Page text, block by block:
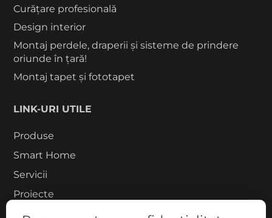
Curățare profesională
Design interior
Montaj perdele, draperii și sisteme de prindere
oriunde în țară!
Montaj tapet și fototapet
LINK-URI UTILE
Produse
Smart Home
Servicii
Proiecte
Despre noi